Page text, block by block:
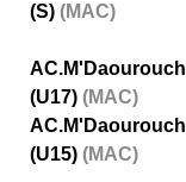
(S) (MAC)
AC.M'Daourouch
(U17) (MAC)
AC.M'Daourouch
(U15) (MAC)